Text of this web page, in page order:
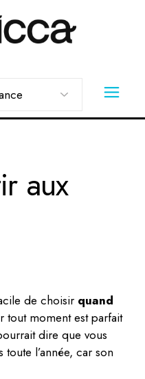
aux
de choisir quand
tout moment est parfait
dire que vous
l’année, car son